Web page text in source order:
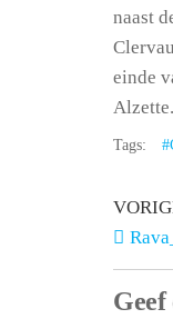
naast
einde
Alzette.
Tags:
Geef